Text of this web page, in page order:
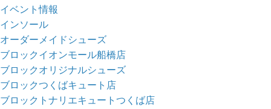
イベント情報
インソール
オーダーメイドシューズ
ブロックイオンモール船橋店
ブロックオリジナルシューズ
ブロックつくばキュート店
ブロックトナリエキュートつくば店